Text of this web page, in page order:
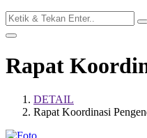
Rapat
DETAIL
Rapat Koordinasi